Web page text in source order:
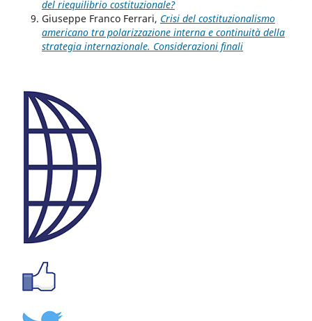
del riequilibrio costituzionale?
Giuseppe Franco Ferrari, Crisi del costituzionalismo
americano tra polarizzazione interna e continuità della
strategia internazionale. Considerazioni finali